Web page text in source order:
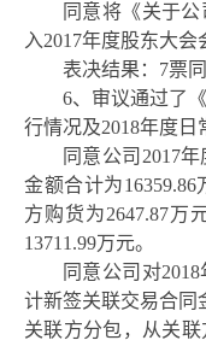
同意将《关于公
入2017年度股东大会
表决结果： 7票
6、审议通过了
行情况及2018年度日
同意公司 2017
金额合计为
方购货为2647.87万
13711.99万元。
同意公司对
计新签关联交易合同
关联方分包，从关联